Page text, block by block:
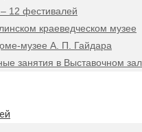
12 фестивалей
краеведческом музее
музее А. П. Гайдара
занятия в Выставочном